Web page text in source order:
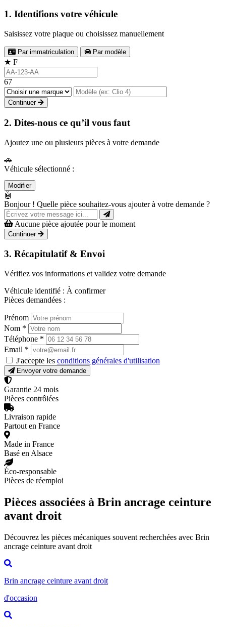
1. Identifions votre véhicule
Saisissez votre plaque ou choisissez manuellement
Par immatriculation Par modèle
★ F
67
Continuer
2. Dites-nous ce qu’il vous faut
Ajoutez une ou plusieurs pièces à votre demande
🚗
Véhicule sélectionné :
Modifier
🤖
Bonjour ! Quelle pièce souhaitez-vous ajouter à votre demande ?
Aucune pièce ajoutée pour le moment
Continuer
3. Récapitulatif & Envoi
Vérifiez vos informations et validez votre demande
Véhicule identifié : À confirmer
Pièces demandées :
Prénom
Nom *
Téléphone *
Email *
J'accepte les conditions générales d'utilisation
Envoyer votre demande
Garantie 24 mois
Pièces contrôlées
Livraison rapide
Partout en France
Made in France
Basé en Alsace
Éco-responsable
Pièces de réemploi
Pièces associées à Brin ancrage ceinture
avant droit
Découvrez les pièces mécaniques souvent recherchées avec Brin
ancrage ceinture avant droit
Brin ancrage ceinture avant droit
d'occasion